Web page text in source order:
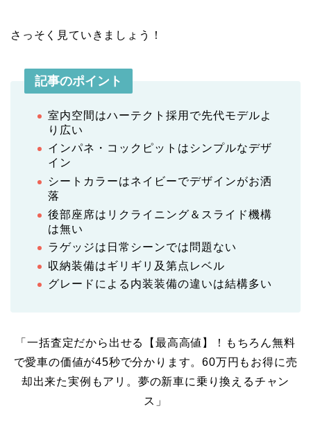
さっそく見ていきましょう！
記事のポイント
室内空間はハーテクト採用で先代モデルよ
り広い
インパネ・コックピットはシンプルなデザ
イン
シートカラーはネイビーでデザインがお洒
落
後部座席はリクライニング＆スライド機構
は無い
ラゲッジは日常シーンでは問題ない
収納装備はギリギリ及第点レベル
グレードによる内装装備の違いは結構多い
「一括査定だから出せる【最高高値】！もちろん無料
で愛車の価値が45秒で分かります。60万円もお得に売
却出来た実例もアリ。夢の新車に乗り換えるチャン
ス」